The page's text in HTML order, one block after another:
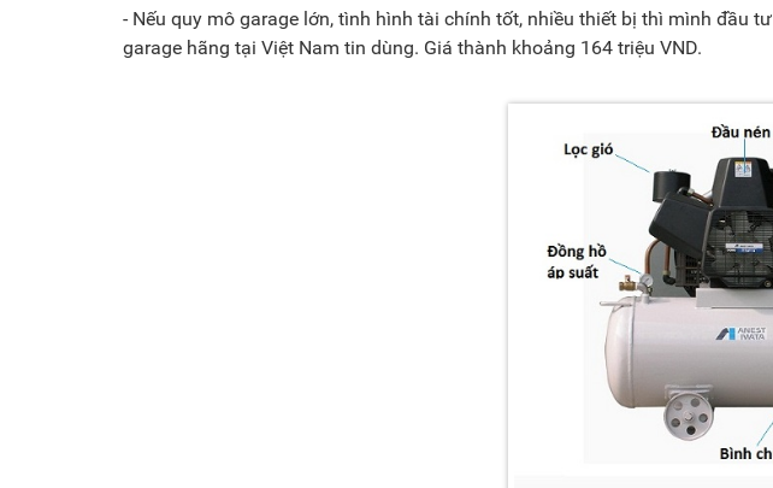
- Nếu quy mô garage lớn, tình hình tài chính tốt, nhiều thiết bị thì mình đầu tư
garage hãng tại Việt Nam tin dùng. Giá thành khoảng 164 triệu VND.